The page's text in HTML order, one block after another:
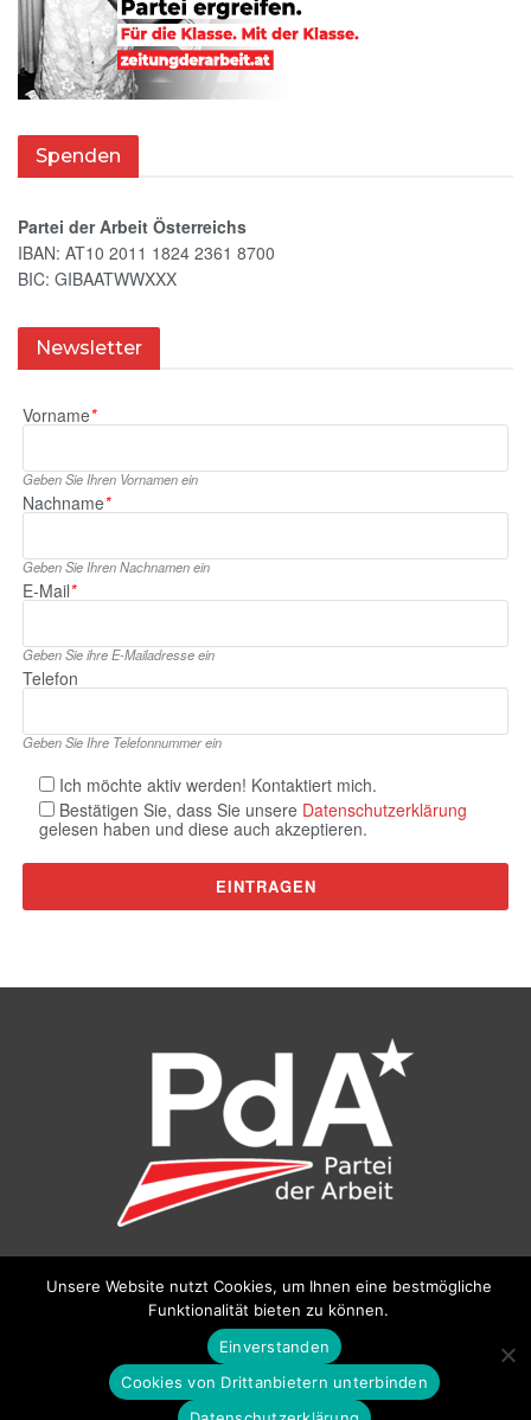
Spenden
Partei der Arbeit Österreichs
IBAN: AT10 2011 1824 2361 8700
BIC: GIBAATWWXXX
Newsletter
Vorname*
Geben Sie Ihren Vornamen ein
Nachname*
Geben Sie Ihren Nachnamen ein
E‑Mail*
Geben Sie ihre E‑Mailadresse ein
Telefon
Geben Sie Ihre Telefonnummer ein
Ich möchte aktiv werden! Kontaktiert mich.
Bestätigen Sie, dass Sie unsere Datenschutzerklärung
gelesen haben und diese auch akzeptieren.
© Partei der Arbeit (PdA), Bundesbüro: Drorygasse 21, 1030
Wien, E‑Mail:pda@parteiderarbeit.at|Impressum
Datenschutzerklärung
Unsere Website nutzt Cookies, um Ihnen eine bestmögliche
Funktionalität bieten zu können.
Einverstanden
Cookies von Drittanbietern unterbinden